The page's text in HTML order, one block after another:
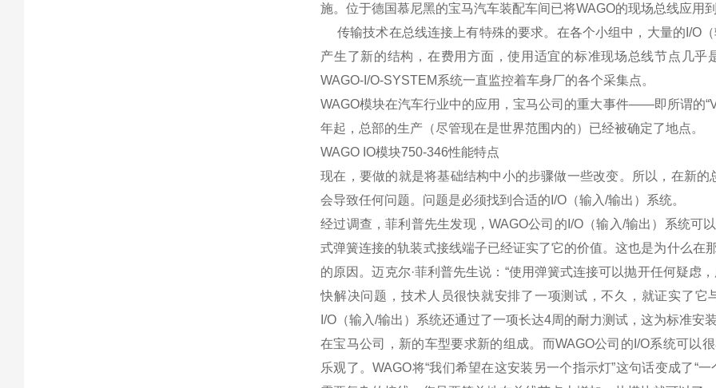
施。位于德国慕尼黑的宝马汽车装配车间已将WAGO的现场总线应用
传输技术在总线连接上有特殊的要求。在各个小组中，大量的 I/O
产生了新的结构，在费用方面，使用适宜的标准现场总线节点几
WAGO-I/O-SYSTEM系统一直监控着车身厂的各个采集点。
WAGO模块在汽车行业中的应用，宝马公司的重大事件——即所谓的
年起，总部的生产（尽管现在是世界范围内的）已经被确定了地点。
WAGO IO模块750-346性能特点
现在，要做的就是将基础结构中小的步骤做一些改变。所以，在新
会导致任何问题。问题是必须找到合适的 I/O （输入/输出）系统。
经过调查，菲利普先生发现， WAGO公司的 I/O（输入/输出）系统可
式弹簧连接的轨装式接线端子已经证实了它的价值。这也是为什么在
的原因。迈克尔·菲利普先生说： “使用弹簧式连接可以抛开任何疑虑
快解决问题，技术人员很快就安排了一项测试，不久，就证实了它
I/O （输入/输出）系统还通过了一项长达4周的耐力测试，这为标准安
在宝马公司，新的车型要求新的组成。而WAGO公司的 I/O系统可以
乐观了。WAGO将“我们希望在这安装另一个指示灯”这句话变成了“一